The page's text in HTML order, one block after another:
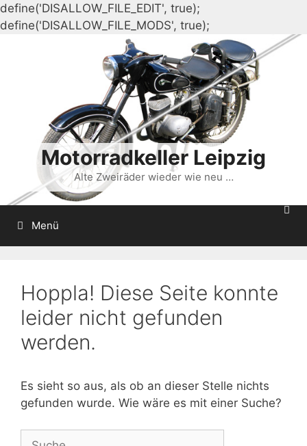
define('DISALLOW_FILE_EDIT', true);
define('DISALLOW_FILE_MODS', true);
Inhalt
springen
Motorradkeller Leipzig
Alte Zweiräder wieder wie neu …
Menü
Hoppla! Diese Seite konnte
leider nicht gefunden
werden.
Es sieht so aus, als ob an dieser Stelle nichts
gefunden wurde. Wie wäre es mit einer Suche?